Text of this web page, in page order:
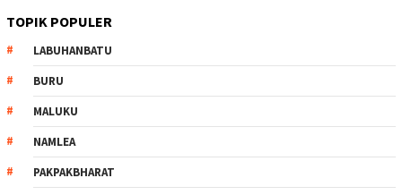
TOPIK POPULER
LABUHANBATU
BURU
MALUKU
NAMLEA
PAKPAKBHARAT